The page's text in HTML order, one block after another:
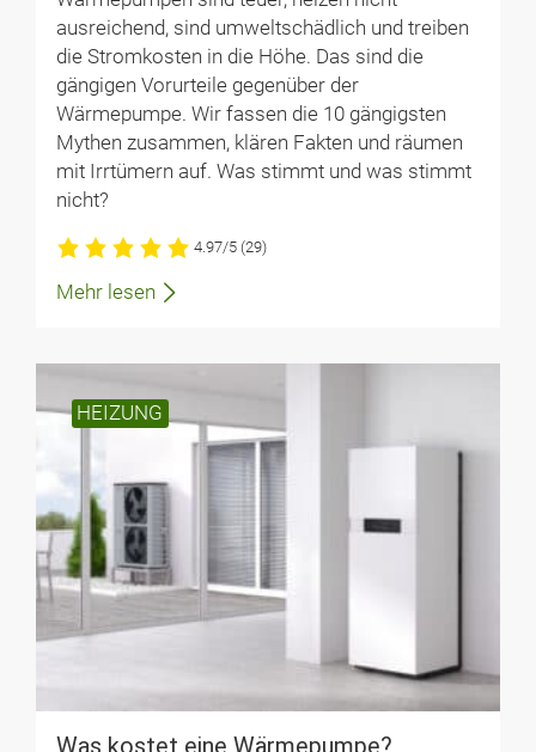
ausreichend, sind umweltschädlich und treiben
die Stromkosten in die Höhe. Das sind die
gängigen Vorurteile gegenüber der
Wärmepumpe. Wir fassen die 10 gängigsten
Mythen zusammen, klären Fakten und räumen
mit Irrtümern auf. Was stimmt und was stimmt
nicht?
4.97/5 (29)
Mehr lesen
HEIZUNG